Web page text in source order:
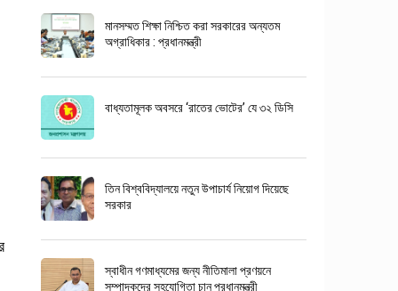
মানসম্মত শিক্ষা নিশ্চিত করা সরকারের অন্যতম
অগ্রাধিকার : প্রধানমন্ত্রী
বাধ্যতামূলক অবসরে ‘রাতের ভোটের’ যে ৩২ ডিসি
তিন বিশ্ববিদ্যালয়ে নতুন উপাচার্য নিয়োগ দিয়েছে
সরকার
স্বাধীন গণমাধ্যমের জন্য নীতিমালা প্রণয়নে
সম্পাদকদের সহযোগিতা চান প্রধানমন্ত্রী